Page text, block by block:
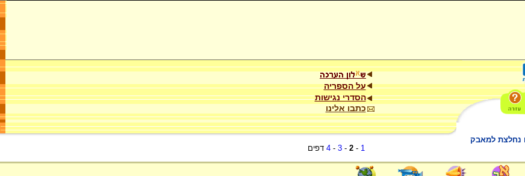
על הספריה
הסדרי נגישות
כתבו אלינו
נחלצת למאבק
1
-
2
-
3
-
4 דפים